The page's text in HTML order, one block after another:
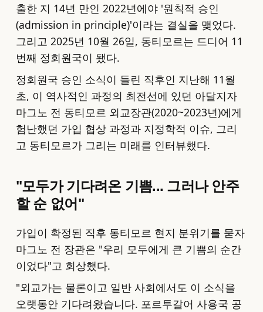
출한 지 14년 만인 2022년에야 '원칙적 승인
(admission in principle)'이라는 결실을 맺었다.
그리고 2025년 10월 26일, 동티모르는 드디어 11
번째 정회원국이 됐다.
정회원국 승인 소식이 들린 직후인 지난해 11월
초, 이 역사적인 과정의 최전선에 있던 아달지자
마그노 전 동티모르 외교장관(2020~2023년)에게
험난했던 가입 협상 과정과 지정학적 이슈, 그리
고 동티모르가 그리는 미래를 인터뷰했다.
"모두가 기다려온 기쁨... 그러나 안주
할 순 없어"
가입이 확정된 직후 동티모르 현지 분위기를 묻자
마그노 전 장관은 "우리 모두에게 큰 기쁨의 순간
이었다"고 회상했다.
"외교가는 물론이고 일반 사회에서도 이 소식을
오랫동안 기다려왔습니다. 포르투갈어 사용국 공